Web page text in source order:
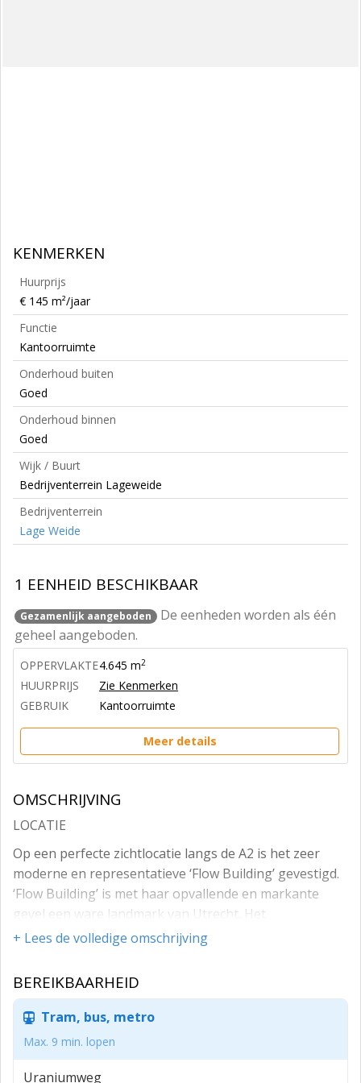
KENMERKEN
Huurprijs
€ 145 m²/jaar
Functie
Kantoorruimte
Onderhoud buiten
Goed
Onderhoud binnen
Goed
Wijk / Buurt
Bedrijventerrein Lageweide
Bedrijventerrein
Lage Weide
1 EENHEID BESCHIKBAAR
Gezamenlijk aangeboden
De eenheden worden als één
geheel aangeboden.
OPPERVLAKTE4.645 m2
HUURPRIJS
Zie Kenmerken
GEBRUIK
Kantoorruimte
Meer details
OMSCHRIJVING
LOCATIE
Op een perfecte zichtlocatie langs de A2 is het zeer
moderne en representatieve ‘Flow Building’ gevestigd.
‘Flow Building’ is met haar opvallende en markante
gevel een ware landmark van Utrecht. Het
kantoorgebouw is gelegen aan de Reactorweg 47 te
kenmerkt zich door de aanwezigheid van diverse
(inter)nationale bedrijven gehuisvest zoals WE
International, VodafoneZiggo, Smiths Food Group en
+ Lees de volledige omschrijving
BEREIKBAARHEID
Tram, bus, metro
Max. 9 min. lopen
Uraniumweg